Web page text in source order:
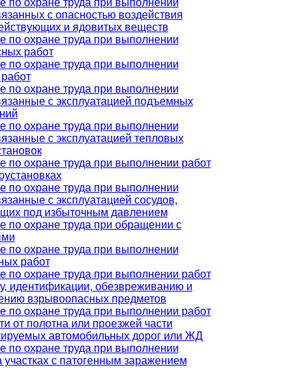
с опасностью воздействия
и ядовитых веществ
по охране труда при выполнении
работ
по охране труда при выполнении
по охране труда при выполнении
с эксплуатацией подъемных
по охране труда при выполнении
с эксплуатацией тепловых
по охране труда при выполнении работ
по охране труда при выполнении
с эксплуатацией сосудов,
под избыточным давлением
по охране труда при обращении с
по охране труда при выполнении
работ
по охране труда при выполнении работ
идентификации, обезвреживанию и
взрывоопасных предметов
по охране труда при выполнении работ
от полотна или проезжей части
автомобильных дорог или ЖД
по охране труда при выполнении
участках с патогенным заражением